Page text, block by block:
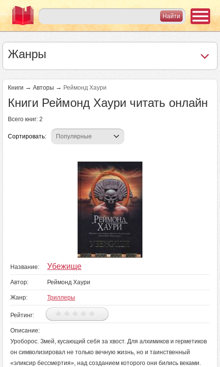
Жанры
Книги → Авторы → Реймонд Хаури
Книги Реймонд Хаури читать онлайн
Всего книг: 2
Сортировать:
Название: Убежище
Автор: Реймонд Хаури
Жанр: Триллеры
Рейтинг:
Описание:
Уроборос. Змей, кусающий себя за хвост. Для алхимиков и герметиков
он символизировал не только вечную жизнь, но и таинственный
«эликсир бессмертия», над созданием которого они бились веками.